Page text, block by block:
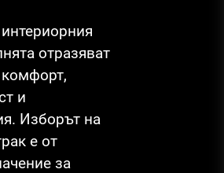
отразяват
и
Изборът на
е от
за